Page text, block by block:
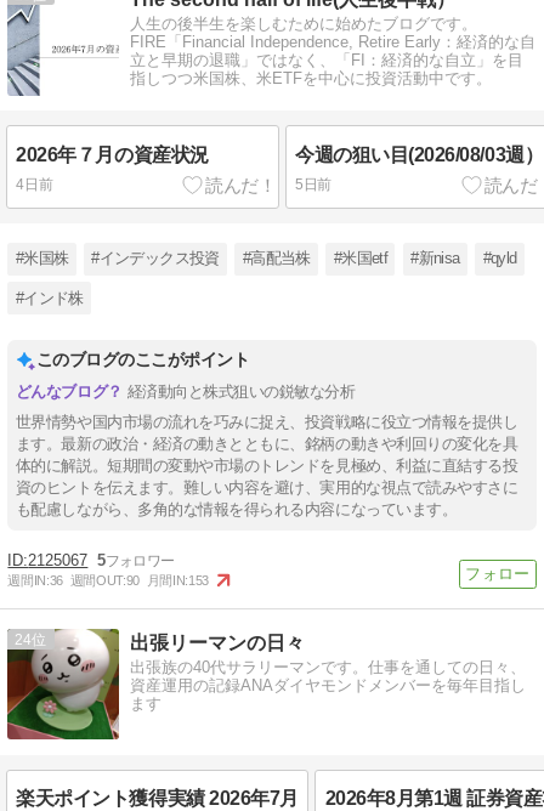
人生の後半生を楽しむために始めたブログです。
FIRE「Financial Independence, Retire Early：経済的な自
立と早期の退職」ではなく、「FI：経済的な自立」を目
指しつつ米国株、米ETFを中心に投資活動中です。
2026年７月の資産状況
4日前
今週の狙い目(2026/08/03週）
5日前
#米国株 #インデックス投資 #高配当株 #米国etf #新nisa #qyld
#インド株
このブログのここがポイント
経済動向と株式狙いの鋭敏な分析
世界情勢や国内市場の流れを巧みに捉え、投資戦略に役立つ情報を提供し
ます。最新の政治・経済の動きとともに、銘柄の動きや利回りの変化を具
体的に解説。短期間の変動や市場のトレンドを見極め、利益に直結する投
資のヒントを伝えます。難しい内容を避け、実用的な視点で読みやすさに
も配慮しながら、多角的な情報を得られる内容になっています。
2125067 5
週間IN:36 週間OUT:90 月間IN:153
24 出張リーマンの日々
出張族の40代サラリーマンです。仕事を通しての日々、
資産運用の記録ANAダイヤモンドメンバーを毎年目指し
ます
楽天ポイント獲得実績 2026年7月 2026年8月第1週 証券資